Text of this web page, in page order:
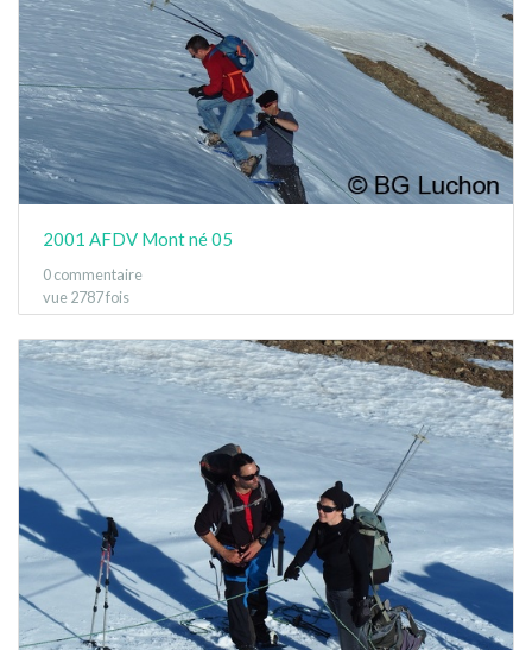
2001 AFDV Mont né 05
0 commentaire
vue 2787 fois